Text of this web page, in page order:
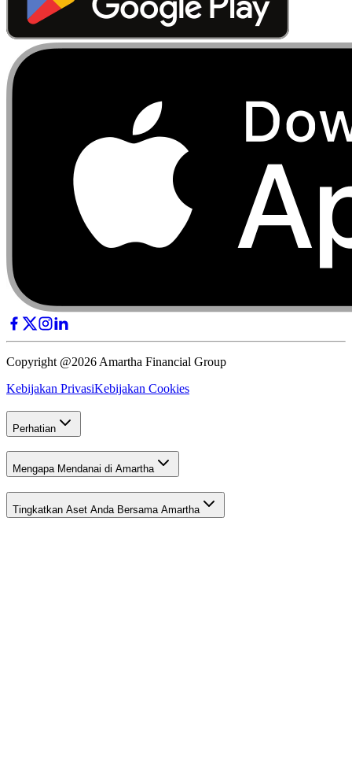
Copyright @2026 Amartha Financial Group
Kebijakan PrivasiKebijakan Cookies
Perhatian
Mengapa Mendanai di Amartha
Tingkatkan Aset Anda Bersama Amartha